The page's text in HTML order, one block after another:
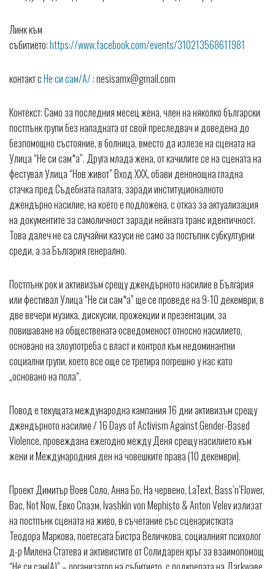
Линк към
събитието:https://www.facebook.com/events/310213568611981
контакт сНе си сам/А/: nesisamx@gmail.com
Контекст: Само за последния месец жена, член на няколко български
постпънк групи без нападната от свой преследвач и доведена до
безпомощно състояние, в болница, вместо да излезе на сцената на
Улица “Не си сам*а”. Друга млада жена, от качилите се на сцената на
фестувал Улица “Нов живот” Вход ХХХ, обави денонощна гладна
стачка пред Съдебната палата, заради институционалното
джендърно насилие, на което е подложена, с отказ за актуализация
на документите за самоличност заради нейната транс идентичност.
Това далеч не са случайни казуси не само за постъпнк субкултурни
среди, а за България генерално.
Постпънк рок и активизъм срещу джендърното насилие в България
или фестивал Улица “Не си сам*а” ще се проведе на 9-10 декември, в
две вечери музика, дискусии, прожекции и презентации, за
повишаване на обществената осведоменост относно насилието,
основано на злоупотреба с власт и контрол към недоминантни
социални групи, което все още се третира погрешно у нас като
„основано на пола“.
Повод е текущата международна кампания 16 дни активизъм срещу
джендърното насилие / 16 Days of Activism Against Gender-Based
Violence, провеждана ежегодно между Деня срещу насилието към
жени и Международния ден на човешките права (10 декември).
Проект Димитър Воев Соло, Анна Бо, На червено, LaText, Bass’n’Flower,
Вас, Not Now, Eвко Спазм, Ivashkin von Mephisto & Anton Velev излизат
на постпънк сцената на живо, в съчетание със сценаристката
Теодора Маркова, поетесата Бистра Величкова, социалният психолог
д-р Милена Статева и активистите от Солидарен кръг за взаимопомощ